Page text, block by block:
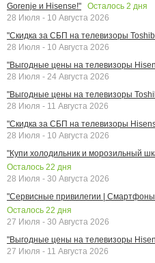
Gorenje и Hisense!"
Осталось 2 дня
28 Июля - 10 Августа 2026
"Скидка за СБП на телевизоры
28 Июля - 10 Августа 2026
"Выгодные цены на телевизоры
28 Июля - 24 Августа 2026
"Выгодные цены на телевизоры
28 Июля - 11 Августа 2026
"Скидка за СБП на телевизоры
28 Июля - 10 Августа 2026
"Купи холодильник и морозильный
Осталось 22 дня
28 Июля - 30 Августа 2026
"Сервисные привилегии |
Осталось 22 дня
27 Июля - 30 Августа 2026
"Выгодные цены на телевизоры
27 Июля - 11 Августа 2026